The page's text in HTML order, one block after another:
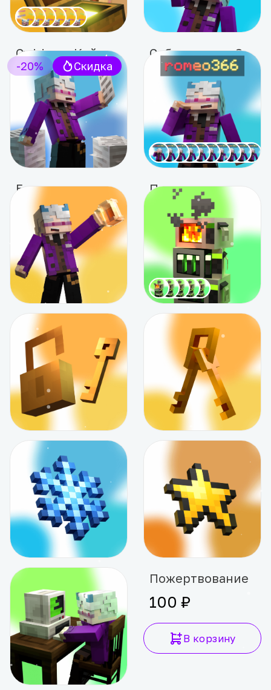
Суффикс-Кейсы / сезон
от 19 ₽
-5%
Подробнее
Собственные Суффиксы / сезон
359 ₽
В корзину
-20% Скидка
Быстрая заявка / 1 раз
159 ₽
199 ₽-20%
В корзину
от 359 ₽
Подробнее
399 ₽
В корзину
от 3 333 ₽
Подробнее
Разблокировка аккаунта
1 599 ₽
В корзину
599 ₽
В корзину
59 ₽
В корзину
Пожертвование
100 ₽
В корзину